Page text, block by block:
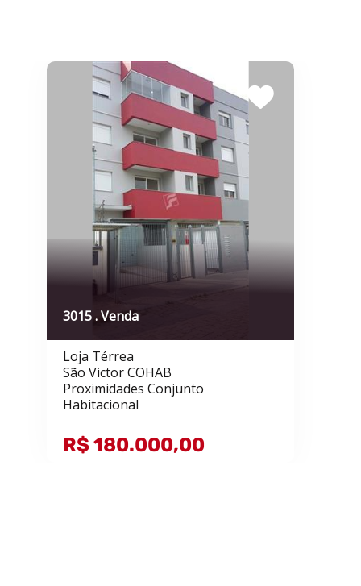
3015 . Venda
Loja Térrea
São Victor COHAB
Proximidades Conjunto
Habitacional
R$ 180.000,00